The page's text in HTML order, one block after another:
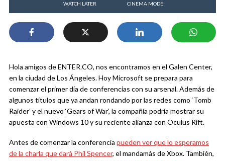
WATCH LATER CINEMA MODE
Hola amigos de ENTER.CO, nos encontramos en el Galen Center,
en la ciudad de Los Ángeles. Hoy Microsoft se prepara para
comenzar el primer día de conferencias con su arsenal. Además de
algunos títulos que ya andan rondando por las redes como ‘Tomb
Raider’ y el nuevo ‘Gears of War’, la compañía podría mostrar su
apuesta con Windows 10 y su reciente alianza con Oculus Rift.
Antes de comenzar la conferencia pueden ver que lo esperamos
de la charla que dará Phil Spencer, el mandamás de Xbox. También,